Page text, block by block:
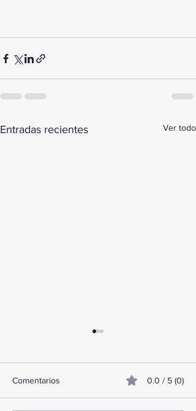
Entradas recientes Ver todo
Comentarios 0.0 / 5 (0)